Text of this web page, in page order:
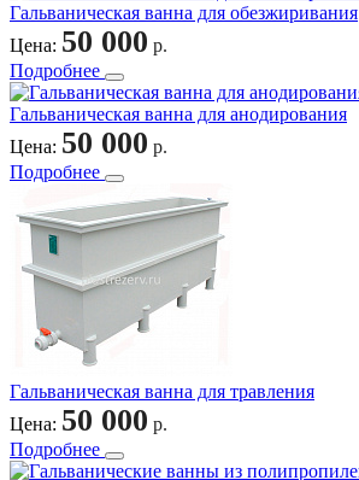
Гальваническая ванна для обезжиривания
Цена: 50 000 р.
Подробнее
Гальваническая ванна для анодирования
Цена: 50 000 р.
Подробнее
Гальваническая ванна для травления
Цена: 50 000 р.
Подробнее